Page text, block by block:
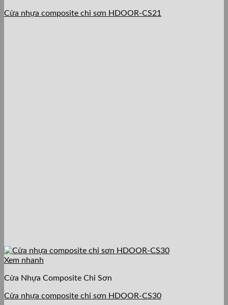
Cửa nhựa composite chỉ sơn HDOOR-CS21
Xem nhanh
Cửa Nhựa Composite Chỉ Sơn
Cửa nhựa composite chỉ sơn HDOOR-CS30